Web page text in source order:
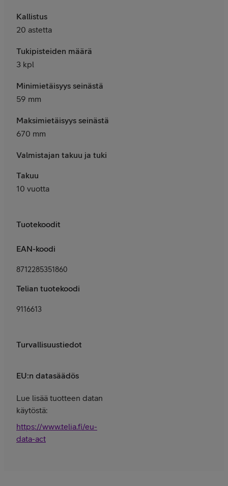
Kallistus
20 astetta
Tukipisteiden määrä
3 kpl
Minimietäisyys seinästä
59 mm
Maksimietäisyys seinästä
670 mm
Valmistajan takuu ja tuki
Takuu
10 vuotta
Tuotekoodit
EAN-koodi
8712285351860
Telian tuotekoodi
9116613
Turvallisuustiedot
EU:n datasäädös
Lue lisää tuotteen datan
käytöstä:
https://www.telia.fi/eu-
data-act